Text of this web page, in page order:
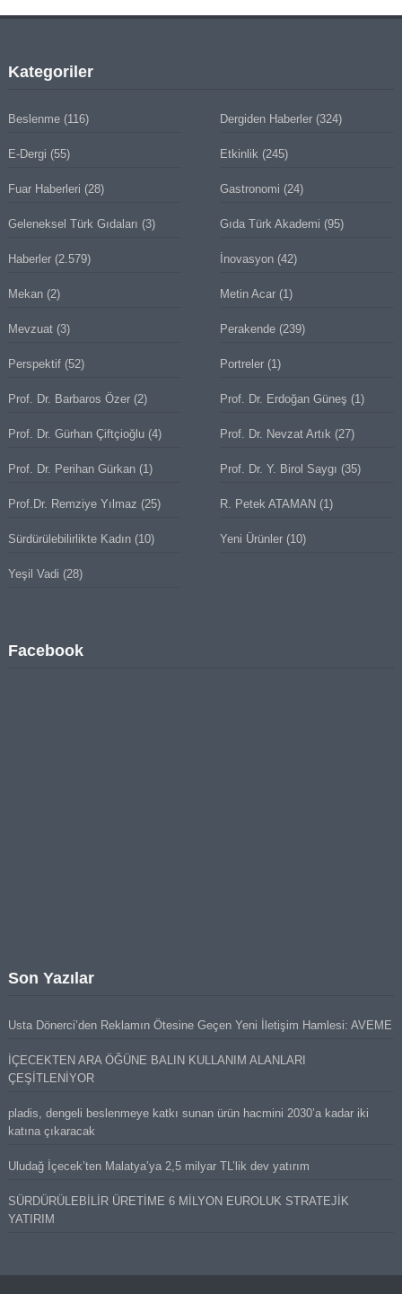
Kategoriler
Beslenme(116) Dergiden Haberler (324)
E-Dergi (55) Etkinlik (245)
Fuar Haberleri (28) Gastronomi (24)
Geleneksel Türk Gıdaları (3) Gıda Türk Akademi (95)
Haberler(2.579) İnovasyon (42)
Mekan(2) Metin Acar (1)
Mevzuat(3) Perakende (239)
Perspektif(52) Portreler (1)
Prof. Dr. Barbaros Özer(2) Prof. Dr. Erdoğan Güneş (1)
Prof. Dr. Gürhan Çiftçioğlu(4) Prof. Dr. Nevzat Artık (27)
Prof. Dr. Perihan Gürkan(1) Prof. Dr. Y. Birol Saygı (35)
Prof.Dr. Remziye Yılmaz (25) R. Petek ATAMAN (1)
Sürdürülebilirlikte Kadın(10) Yeni Ürünler (10)
Yeşil Vadi (28)
Facebook
Son Yazılar
Usta Dönerci’den Reklamın Ötesine Geçen Yeni İletişim Hamlesi: AVEME
İÇECEKTEN ARA ÖĞÜNE BALIN KULLANIM ALANLARI
ÇEŞİTLENİYOR
pladis, dengeli beslenmeye katkı sunan ürün hacmini 2030’a kadar iki
katına çıkaracak
Uludağ İçecek’ten Malatya’ya 2,5 milyar TL’lik dev yatırım
SÜRDÜRÜLEBİLİR ÜRETİME 6 MİLYON EUROLUK STRATEJİK
YATIRIM